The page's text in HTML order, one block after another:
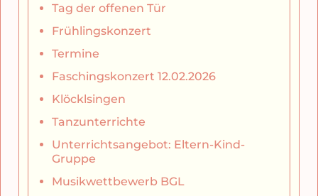
Tag der offenen Tür
Frühlingskonzert
Termine
Faschingskonzert 12.02.2026
Klöcklsingen
Tanzunterrichte
Unterrichtsangebot: Eltern-Kind-
Gruppe
Musikwettbewerb BGL